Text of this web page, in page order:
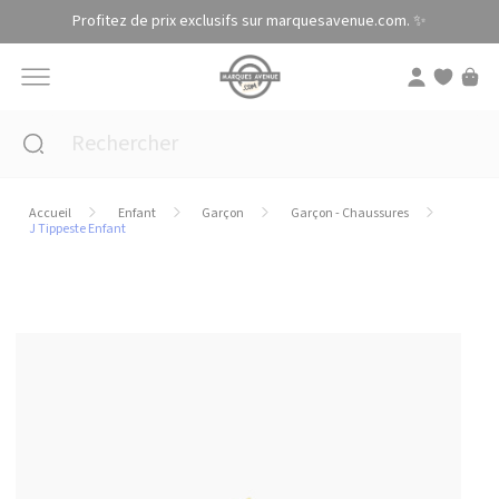
Profitez de prix exclusifs sur marquesavenue.com. ✨
Accueil Enfant Garçon
Garçon - Chaussures
J Tippeste Enfant
Panneau de gestion des cookies